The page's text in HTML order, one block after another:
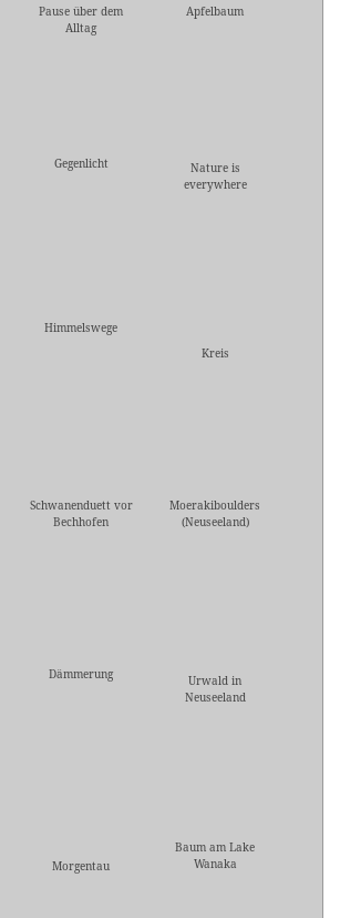
Pause über dem
Alltag
Apfelbaum
Gegenlicht
Nature is
everywhere
Himmelswege
Kreis
Schwanenduett vor
Bechhofen
Moerakiboulders
(Neuseeland)
Dämmerung
Urwald in
Neuseeland
Morgentau
Baum am Lake
Wanaka